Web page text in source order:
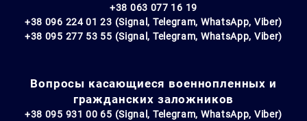
+38 063 077 16 19
+38 096 224 01 23 (Signal, Telegram, WhatsApp, Viber)
+38 095 277 53 55 (Signal, Telegram, WhatsApp, Viber)
Вопросы касающиеся военнопленных и
гражданских заложников
+38 095 931 00 65 (Signal, Telegram, WhatsApp, Viber)